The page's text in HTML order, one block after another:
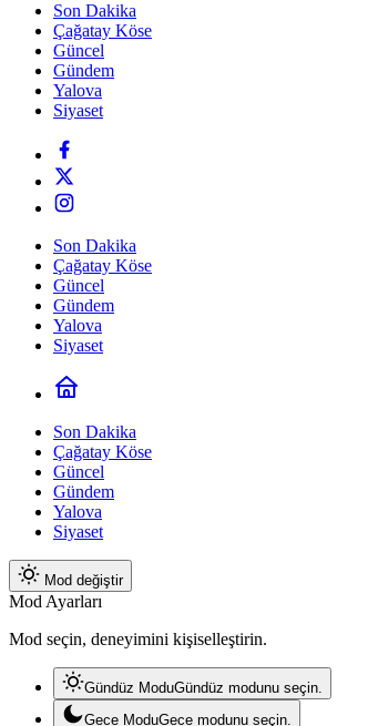
Son Dakika
Çağatay Köse
Güncel
Gündem
Yalova
Siyaset
Son Dakika
Çağatay Köse
Güncel
Gündem
Yalova
Siyaset
Son Dakika
Çağatay Köse
Güncel
Gündem
Yalova
Siyaset
Mod değiştir
Mod Ayarları
Mod seçin, deneyimini kişiselleştirin.
Gündüz ModuGündüz modunu seçin.
Gece ModuGece modunu seçin.